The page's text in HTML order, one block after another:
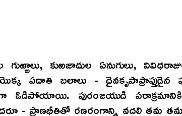
గుఱ్ఱాలు, కుఱజాదుల ఏనుగులు,
పదాతి బలాలు - దైవకృపాప్రాప్తుడైన
ఓడిపోయాయి. పురంజయుడి
- ప్రాణభీతితో రణరంగాన్ని వదలి తమ తమ